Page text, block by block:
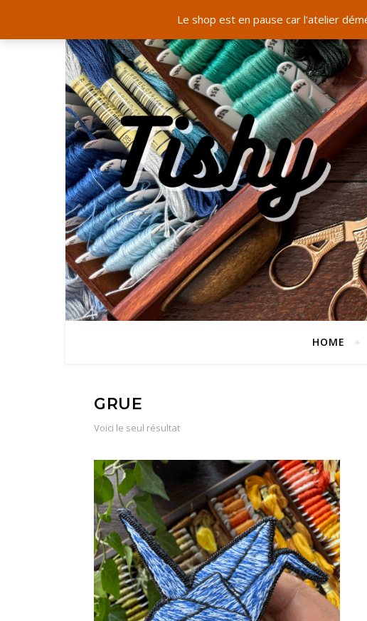
Le shop est en pause car l'atelier
HOME
GRUE
Voici le seul résultat